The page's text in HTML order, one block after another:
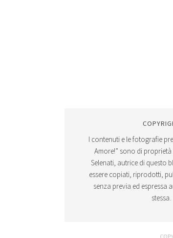
I contenuti e le fotografie
Amore!” sono di
Selenati, autrice di questo
essere copiati, riprodotti,
senza previa ed espressa
stessa.